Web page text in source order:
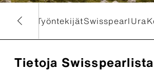
Yritys TyöntekijätSwisspearlUra
Tietoja Swisspearlista